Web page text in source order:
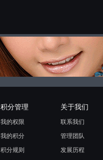
积分管理
我的权限
我的积分
积分规则
关于我们
联系我们
管理团队
发展历程